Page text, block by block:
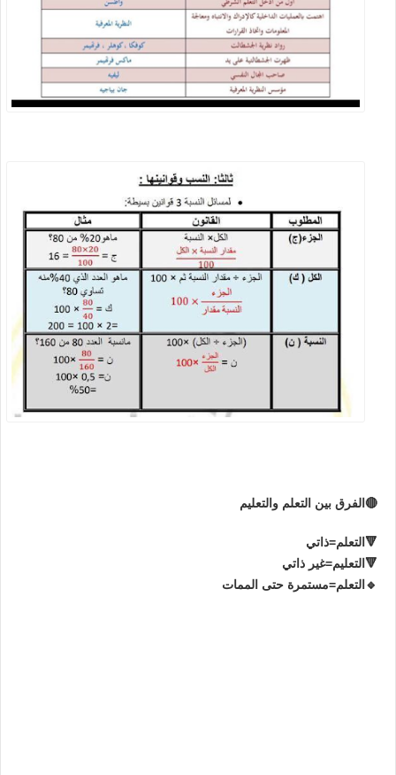
🔴الفرق بين التعلم والتعليم
🔻التعلم=ذاتي
🔻التعليم=غير ذاتي
🔹التعلم=مستمرة حتى الممات